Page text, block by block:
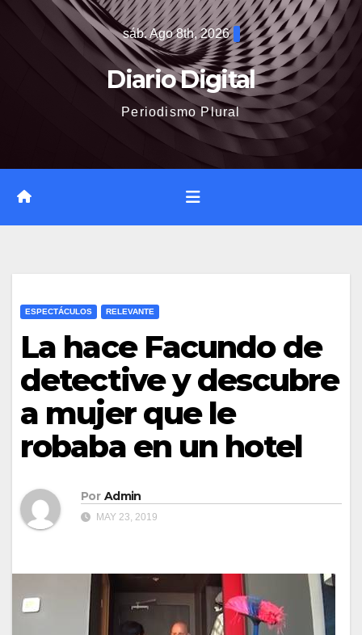
sáb. Ago 8th, 2026
Diario Digital
Periodismo Plural
ESPECTÁCULOS RELEVANTE
La hace Facundo de
detective y descubre
a mujer que le
robaba en un hotel
Por Admin
MAY 23, 2019